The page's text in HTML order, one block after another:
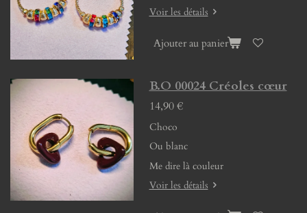
Voir les détails
Ajouter au panier
B.O 00024 Créoles cœur
14,90 €
Choco
Ou blanc
Me dire là couleur
Voir les détails